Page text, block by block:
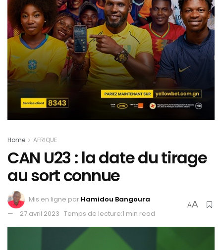
Home AFRIQUE
CAN U23 : la date du tirage
au sort connue
Mis en ligne par Hamidou Bangoura
27 avril 2023 Temps de lecture:1 min read
AA